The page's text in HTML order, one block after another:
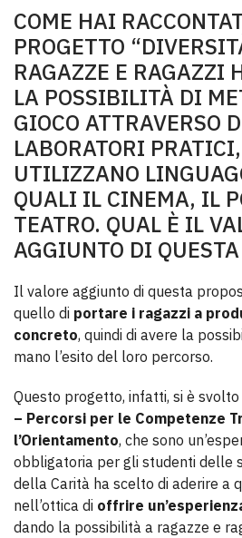
COME HAI
PROGETTO
RAGAZZE E RAGAZZI
LA POSSIBILITÀ DI
GIOCO ATTRAVERSO
LABORATORI
UTILIZZANO
QUALI IL CINEMA, IL
TEATRO. QUAL È IL
AGGIUNTO DI
Il valore aggiunto di questa
quello di portare i ragazzi a
concreto, quindi di avere la
mano l’esito del loro percorso.
Questo progetto, infatti, si è svolto
– Percorsi per le Competenze
l’Orientamento, che sono
obbligatoria per gli studenti delle
della Carità ha scelto di aderire a
nell’ottica di offrire
dando la possibilità a ragazze e